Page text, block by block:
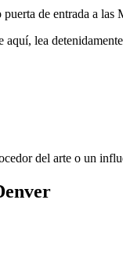
de entrada a
lea
del arte o un